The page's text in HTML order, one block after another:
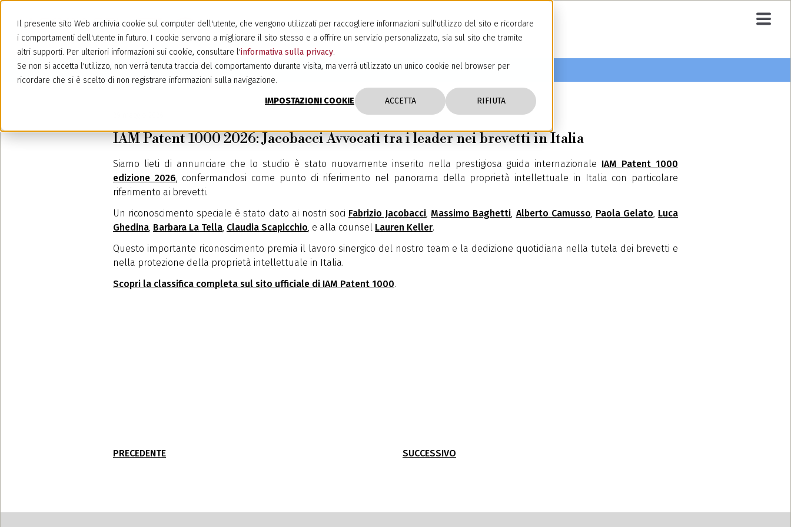
Il presente sito Web archivia cookie sul computer dell'utente, che vengono utilizzati per raccogliere informazioni sull'utilizzo del sito e ricordare
i comportamenti dell'utente in futuro. I cookie servono a migliorare il sito stesso e a offrire un servizio personalizzato, sia sul sito che tramite
altri supporti. Per ulteriori informazioni sui cookie, consultare l'informativa sulla privacy.
Se non si accetta l'utilizzo, non verrà tenuta traccia del comportamento durante visita, ma verrà utilizzato un unico cookie nel browser per
ricordare che si è scelto di non registrare informazioni sulla navigazione.
IMPOSTAZIONI COOKIE ACCETTA RIFIUTA
IAM Patent 1000 2026: Jacobacci Avvocati tra i leader nei brevetti in Italia
Siamo lieti di annunciare che lo studio è stato nuovamente inserito nella prestigiosa guida internazionale IAM Patent 1000
edizione 2026, confermandosi come punto di riferimento nel panorama della proprietà intellettuale in Italia con particolare
riferimento ai brevetti.
Un riconoscimento speciale è stato dato ai nostri soci Fabrizio Jacobacci,Massimo Baghetti, Alberto Camusso, Paola Gelato, Luca
Ghedina, Barbara La Tella, Claudia Scapicchio, e alla counsel Lauren Keller.
Questo importante riconoscimento premia il lavoro sinergico del nostro team e la dedizione quotidiana nella tutela dei brevetti e
nella protezione della proprietà intellettuale in Italia.
Scopri la classifica completa sul sito ufficiale di IAM Patent 1000.
PRECEDENTE SUCCESSIVO